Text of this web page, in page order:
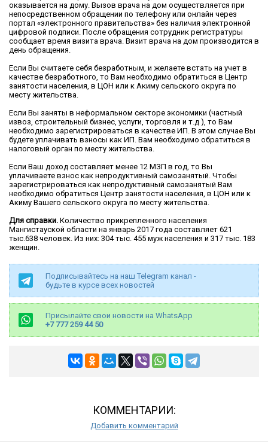
оказывается на дому. Вызов врача на дом осуществляется при
непосредственном обращении по телефону или онлайн через
портал «электронного правительства» без наличия электронной
цифровой подписи. После обращения сотрудник регистратуры
сообщает время визита врача. Визит врача на дом производится в
день обращения.
Если Вы считаете себя безработным, и желаете встать на учет в
качестве безработного, то Вам необходимо обратиться в Центр
занятости населения, в ЦОН или к Акиму сельского округа по
месту жительства.
Если Вы заняты в неформальном секторе экономики (частный
извоз, строительный бизнес, услуги, торговля и т.д ), то Вам
необходимо зарегистрироваться в качестве ИП. В этом случае Вы
будете уплачивать взносы как ИП. Вам необходимо обратиться в
налоговый орган по месту жительства.
Если Ваш доход составляет менее 12 МЗП в год, то Вы
уплачиваете взнос как непродуктивный самозанятый. Чтобы
зарегистрироваться как непродуктивный самозанятый Вам
необходимо обратиться Центр занятости населения, в ЦОН или к
Акиму Вашего сельского округа по месту жительства.
Для справки. Количество прикрепленного населения
Мангистауской области на январь 2017 года составляет 621
тыс.638 человек. Из них: 304 тыс. 455 муж населения и 317 тыс. 183
женщин.
Подписывайтесь на наш Telegram канал -
будьте в курсе всех новостей
Присылайте свои новости на WhatsApp
+7 777 259 44 50
КОММЕНТАРИИ:
Добавить комментарий